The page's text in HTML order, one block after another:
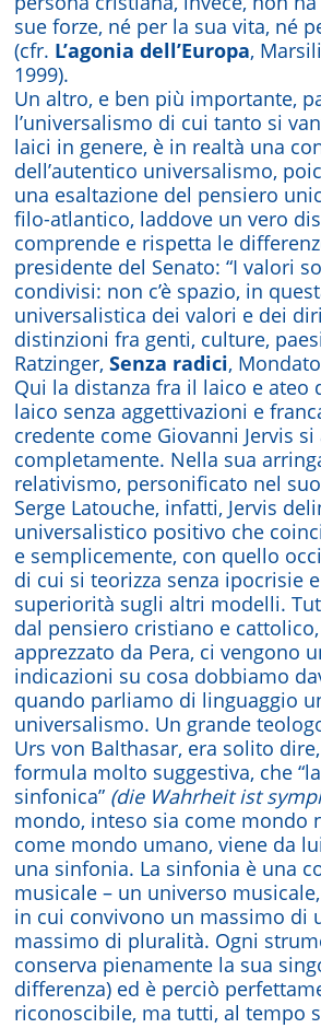
sue forze, né per la sua vita, né
(cfr. L’agonia dell’Europa,
1999).
Un altro, e ben più importante,
l’universalismo di cui tanto si
laici in genere, è in realtà una
dell’autentico universalismo,
una esaltazione del pensiero
filo-atlantico, laddove un vero
comprende e rispetta le
presidente del Senato: “I valori
condivisi: non c’è spazio, in
universalistica dei valori e dei
distinzioni fra genti, culture,
Ratzinger,Senza radici,
Qui la distanza fra il laico e ateo
laico senza aggettivazioni e
credente come Giovanni Jervis
completamente. Nella sua
relativismo, personificato nel
Serge Latouche, infatti, Jervis
universalistico positivo che
e semplicemente, con quello
di cui si teorizza senza ipocrisie
superiorità sugli altri modelli.
dal pensiero cristiano e
apprezzato da Pera, ci vengono
indicazioni su cosa dobbiamo
quando parliamo di linguaggio
universalismo. Un grande
Urs von Balthasar, era solito
formula molto suggestiva, che
sinfonica” (die Wahrheit ist
mondo, inteso sia come mondo
come mondo umano, viene da
una sinfonia. La sinfonia è una
musicale – un universo
in cui convivono un massimo di
massimo di pluralità. Ogni
conserva pienamente la sua
differenza) ed è perciò
riconoscibile, ma tutti, al tempo